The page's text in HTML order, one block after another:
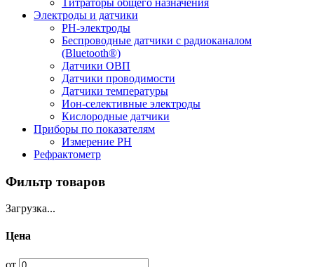
Электроды и датчики
PH-электроды
Беспроводные датчики с радиоканалом
(Bluetooth®)
Датчики ОВП
Датчики проводимости
Датчики температуры
Ион-селективные электроды
Кислородные датчики
Приборы по показателям
Измерение PH
Рефрактометр
Фильтр товаров
Загрузка...
Цена
от